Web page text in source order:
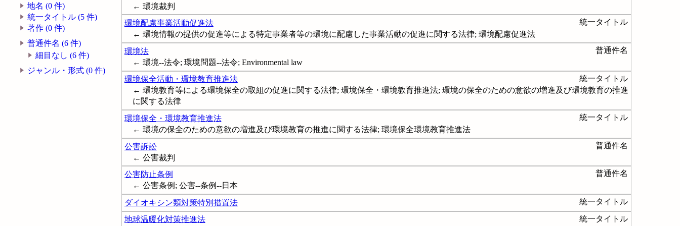
地名 (0 件)
統一タイトル (5 件)
著作 (0 件)
普通件名 (6 件)
細目なし (6 件)
ジャンル・形式 (0 件)
← 環境裁判
環境配慮事業活動促進法
統一タイトル
← 環境情報の提供の促進等による特定事業者等の環境に配慮した事業活動の促進に関する法律; 環境配慮促進法
環境法
普通件名
← 環境--法令; 環境問題--法令; Environmental law
環境保全活動・環境教育推進法
統一タイトル
← 環境教育等による環境保全の取組の促進に関する法律; 環境保全・環境教育推進法; 環境の保全のための意欲の増進及び環境教育の推進
に関する法律
環境保全・環境教育推進法
統一タイトル
← 環境の保全のための意欲の増進及び環境教育の推進に関する法律; 環境保全環境教育推進法
公害訴訟
普通件名
← 公害裁判
公害防止条例
普通件名
← 公害条例; 公害--条例--日本
ダイオキシン類対策特別措置法
統一タイトル
地球温暖化対策推進法 統一タイトル